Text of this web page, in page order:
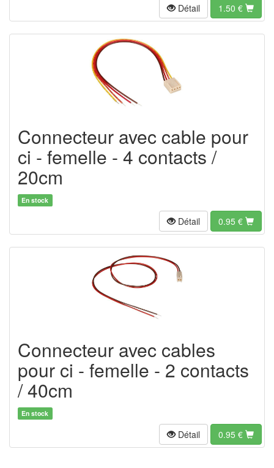
Détail 1.50 €
Connecteur avec cable pour
ci - femelle - 4 contacts /
20cm
En stock
Détail 0.95 €
Connecteur avec cables
pour ci - femelle - 2 contacts
/ 40cm
En stock
Détail 0.95 €